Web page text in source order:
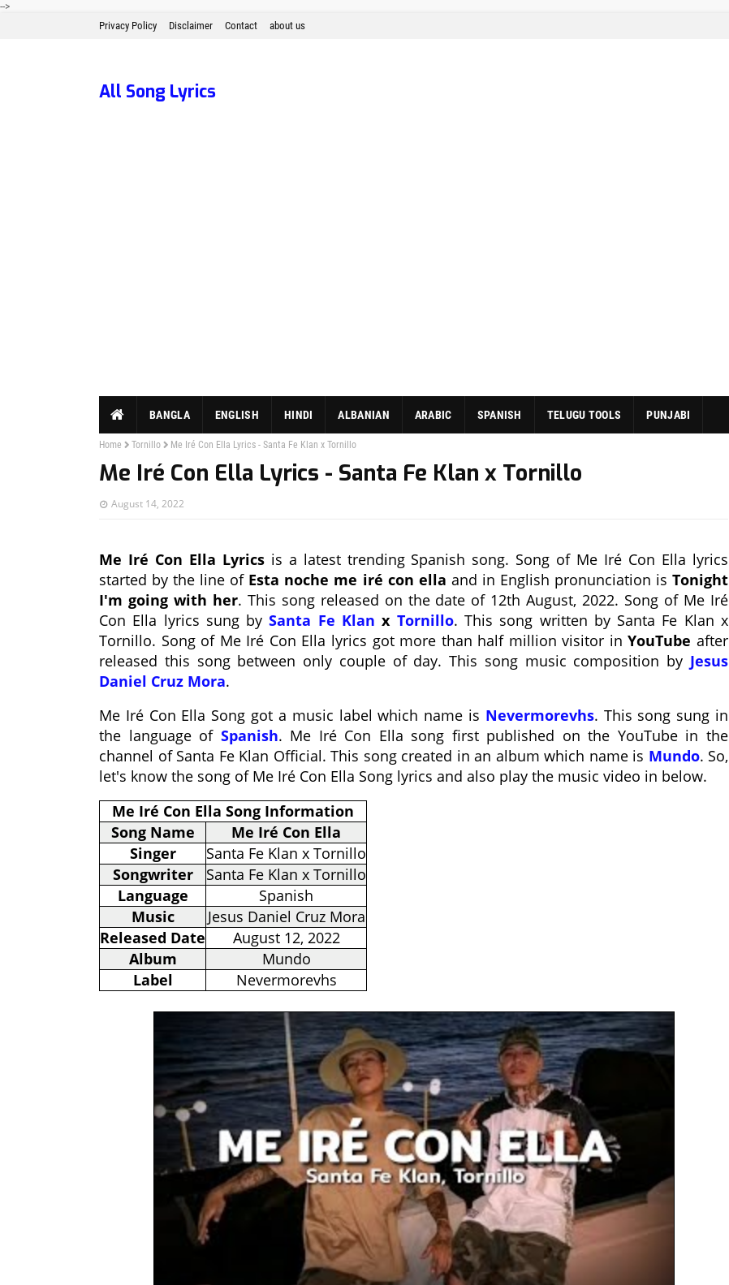
-->
Privacy Policy Disclaimer Contact about us
All Song Lyrics
BANGLA ENGLISH HINDI ALBANIAN ARABIC SPANISH TELUGU TOOLS PUNJABI
Home Tornillo Me Iré Con Ella Lyrics - Santa Fe Klan x Tornillo
Me Iré Con Ella Lyrics - Santa Fe Klan x Tornillo
August 14, 2022
Me Iré Con Ella Lyricsis a latest trending Spanish song. Song of Me Iré Con Ella lyrics
started by the line of Esta noche me iré con ella and in English pronunciation is Tonight
I'm going with her. This song released on the date of 12th August, 2022. Song of Me Iré
Con Ella lyrics sung bySanta Fe Klan x Tornillo. This song written by Santa Fe Klan x
Tornillo. Song of Me Iré Con Ella lyrics got more than half million visitor inYouTube after
released this song between only couple of day. This song music composition by Jesus
Daniel Cruz Mora.
Me Iré Con Ella Song got a music label which name is Nevermorevhs. This song sung in
the language of Spanish. Me Iré Con Ella song first published on the YouTube in the
channel of Santa Fe Klan Official. This song created in an album which name is Mundo. So,
let's know the song of Me Iré Con Ella Song lyrics and also play the music video in below.
Me Iré Con Ella Song Information
Song Name
Me Iré Con Ella
Singer
Santa Fe Klan x Tornillo
Songwriter
Santa Fe Klan x Tornillo
Language
Spanish
Music
Jesus Daniel Cruz Mora
Released Date
August 12, 2022
Album
Mundo
Label
Nevermorevhs